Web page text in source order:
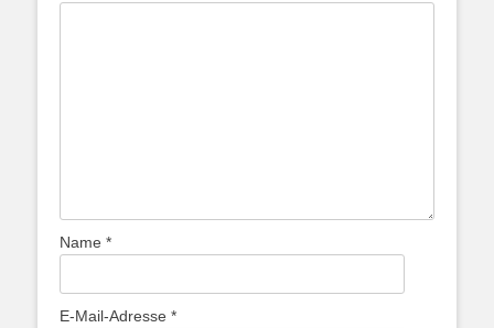
Name *
E-Mail-Adresse *